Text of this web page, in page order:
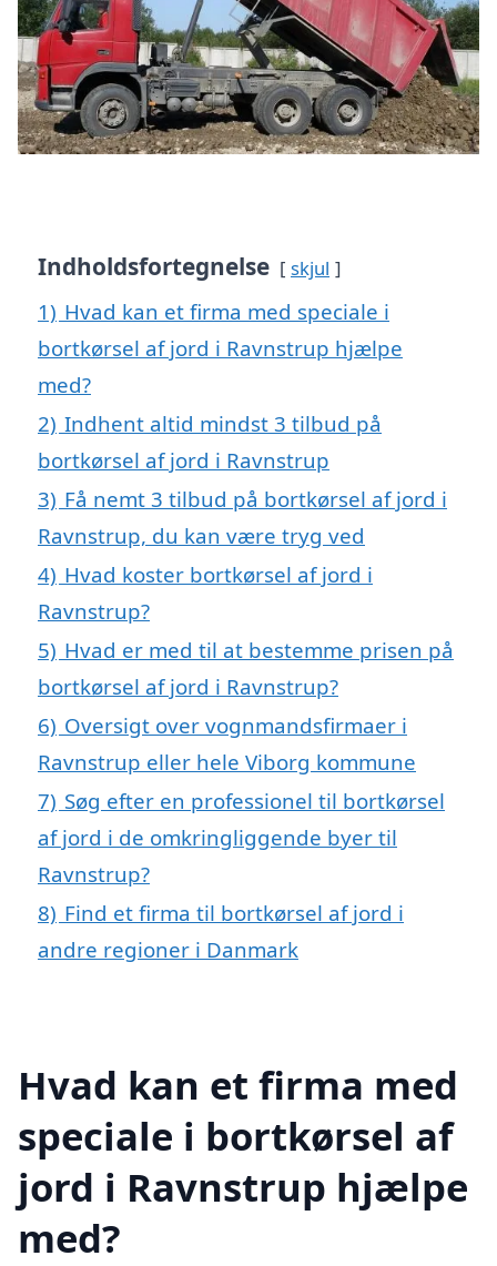
Indholdsfortegnelse skjul
1) Hvad kan et firma med speciale i
bortkørsel af jord i Ravnstrup hjælpe
med?
2) Indhent altid mindst 3 tilbud på
bortkørsel af jord i Ravnstrup
3) Få nemt 3 tilbud på bortkørsel af jord i
Ravnstrup, du kan være tryg ved
4) Hvad koster bortkørsel af jord i
Ravnstrup?
5) Hvad er med til at bestemme prisen på
bortkørsel af jord i Ravnstrup?
6) Oversigt over vognmandsfirmaer i
Ravnstrup eller hele Viborg kommune
7) Søg efter en professionel til bortkørsel
af jord i de omkringliggende byer til
Ravnstrup?
8) Find et firma til bortkørsel af jord i
andre regioner i Danmark
Hvad kan et firma med
speciale i bortkørsel af
jord i Ravnstrup hjælpe
med?